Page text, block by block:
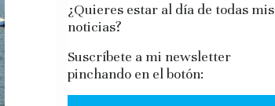
¿Quieres estar al día de todas mis
noticias?
Suscríbete a mi newsletter
pinchando en el botón: